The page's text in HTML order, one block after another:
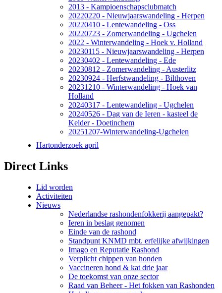
2013 - Kampioenschapsclubmatch
20220220 - Nieuwjaarswandeling - Herpen
20220410 - Lentewandeling - Oss
20220723 - Zomerwandeling - Ugchelen
2022 - Winterwandeling - Hoek v. Holland
20230115 - Nieuwjaarswandeling - Herpen
20230402 - Lentewandeling - Ede
20230812 - Zomerwandeling - Austerlitz
20230924 - Herfstwandeling - Bilthoven
20231210 - Winterwandeling - Hoek van
Holland
20240317 - Lentewandeling - Ugchelen
20240526 - Dag van de Ieren - kasteel de
Kelder - Doetinchem
20251207-Winterwandeling-Ugchelen
Hartonderzoek april
Direct Links
Lid worden
Activiteiten
Nieuws
Nederlandse rashondenfokkerij aangepakt?
Ieren in beslag genomen
Einde van de rashond
Standpunt KNMD mbt. erfelijke afwijkingen
Imago en Reputatie Rashond
Verplicht chippen van honden
Vaccineren hond & kat drie jaar
De toekomst van onze sector
Raad van Beheer - Het fokken van Rashonden